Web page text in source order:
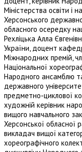
Міністерства освіти і
Херсонського
обласного осередку
Рехліцька Алла
України, доцент
Міжнародних премій,
Національної
Народного ансамблю
державного
предметно-циклової
художній керівник
вищого навчального
Херсонської обласної
викладач вищої
хореографічного